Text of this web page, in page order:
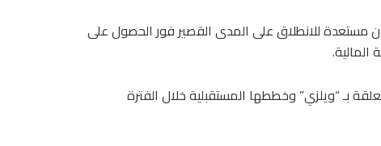
تم تجهيز المنصة خلال 8 أشهر؛ لتكون مستعدة للانطلاق على المدى القصير فور الحصول على
المالية.
بـ “ويلزي” وخططها المستقبلية خلال الفترة